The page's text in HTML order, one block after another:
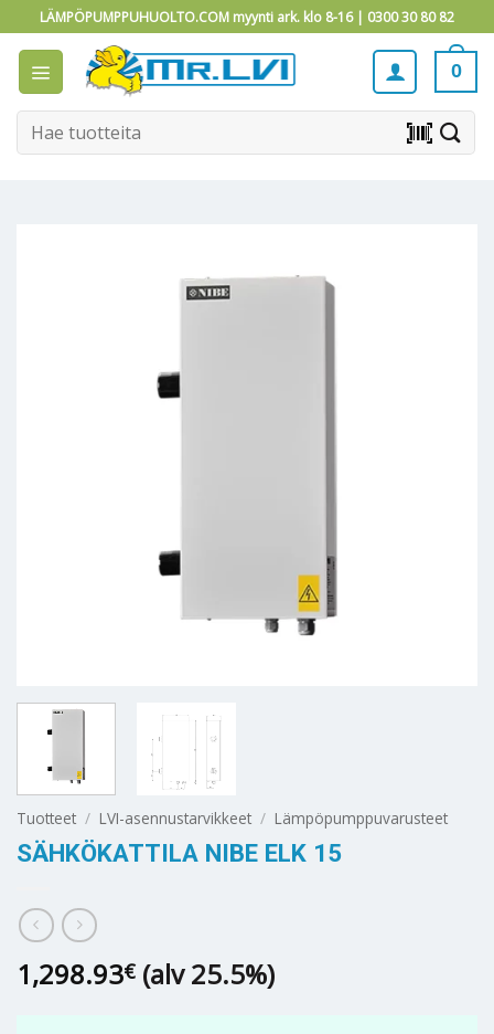
to
content
LÄMPÖPUMPPUHUOLTO.COM myynti ark. klo 8-16 | 0300 30 80 82
0
Etsi: barcode_scanner
Tuotteet / LVI-asennustarvikkeet / Lämpöpumppuvarusteet
SÄHKÖKATTILA NIBE ELK 15
1,298.93€ (alv 25.5%)